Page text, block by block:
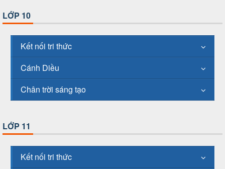
LỚP 10
Kết nối tri thức
Cánh Diều
Chân trời sáng tạo
LỚP 11
Kết nối tri thức